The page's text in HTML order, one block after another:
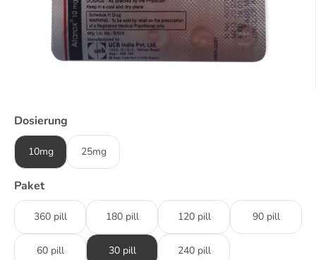
Dosierung
10mg 25mg
Paket
360 pill 180 pill 120 pill 90 pill
60 pill 30 pill 240 pill